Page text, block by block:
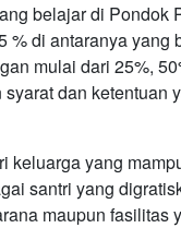
belajar di Pondok
di antaranya yang
mulai dari 25%,
dan ketentuan
yang
santri yang
maupun fasilitas